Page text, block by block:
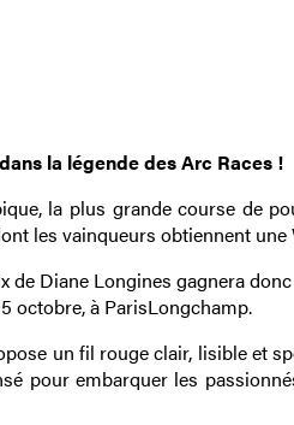
la légende des Arc Races !
la plus grande course de
les vainqueurs obtiennent
de Diane Longines gagnera
octobre, à ParisLongchamp.
un fil rouge clair, lisible et
pour embarquer les